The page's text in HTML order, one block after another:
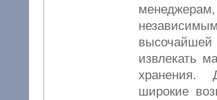
извлекать
хранения.
широкие